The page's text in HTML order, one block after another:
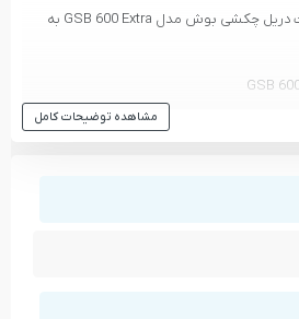
توضیحات تکمیلی در مورد کیت دریل چکشی بوش مدل GSB 600 Extra به
مشاهده توضیحات کامل